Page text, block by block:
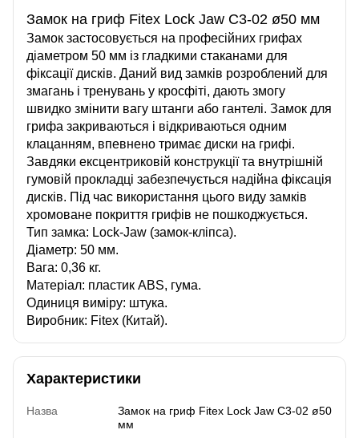
Замок на гриф Fitex Lock Jaw C3-02 ø50 мм
Замок застосовується на професійних грифах
діаметром 50 мм із гладкими стаканами для
фіксації дисків. Даний вид замків розроблений для
змагань і тренувань у кросфіті, дають змогу
швидко змінити вагу штанги або гантелі. Замок для
грифа закриваються і відкриваються одним
клацанням, впевнено тримає диски на грифі.
Завдяки ексцентриковій конструкції та внутрішній
гумовій прокладці забезпечується надійна фіксація
дисків. Під час використання цього виду замків
хромоване покриття грифів не пошкоджується.
Тип замка: Lock-Jaw (замок-кліпса).
Діаметр: 50 мм.
Вага: 0,36 кг.
Матеріал: пластик ABS, гума.
Одиниця виміру: штука.
Виробник: Fitex (Китай).
Характеристики
Назва
Замок на гриф Fitex Lock Jaw C3-02 ø50
мм